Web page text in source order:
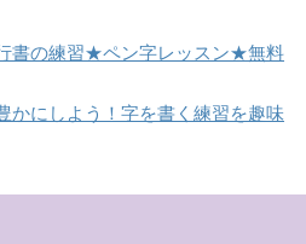
書の練習★ペン字レッスン★無料
かにしよう！字を書く練習を趣味